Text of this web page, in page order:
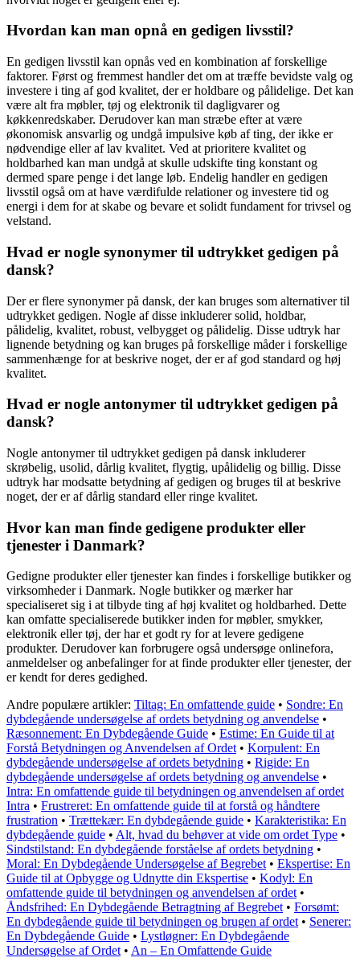
Hvordan kan man opnå en gedigen livsstil?
En gedigen livsstil kan opnås ved en kombination af forskellige
faktorer. Først og fremmest handler det om at træffe bevidste valg og
investere i ting af god kvalitet, der er holdbare og pålidelige. Det kan
være alt fra møbler, tøj og elektronik til dagligvarer og
køkkenredskaber. Derudover kan man stræbe efter at være
økonomisk ansvarlig og undgå impulsive køb af ting, der ikke er
nødvendige eller af lav kvalitet. Ved at prioritere kvalitet og
holdbarhed kan man undgå at skulle udskifte ting konstant og
dermed spare penge i det lange løb. Endelig handler en gedigen
livsstil også om at have værdifulde relationer og investere tid og
energi i dem for at skabe og bevare et solidt fundament for trivsel og
velstand.
Hvad er nogle synonymer til udtrykket gedigen på
dansk?
Der er flere synonymer på dansk, der kan bruges som alternativer til
udtrykket gedigen. Nogle af disse inkluderer solid, holdbar,
pålidelig, kvalitet, robust, velbygget og pålidelig. Disse udtryk har
lignende betydning og kan bruges på forskellige måder i forskellige
sammenhænge for at beskrive noget, der er af god standard og høj
kvalitet.
Hvad er nogle antonymer til udtrykket gedigen på
dansk?
Nogle antonymer til udtrykket gedigen på dansk inkluderer
skrøbelig, usolid, dårlig kvalitet, flygtig, upålidelig og billig. Disse
udtryk har modsatte betydning af gedigen og bruges til at beskrive
noget, der er af dårlig standard eller ringe kvalitet.
Hvor kan man finde gedigene produkter eller
tjenester i Danmark?
Gedigne produkter eller tjenester kan findes i forskellige butikker og
virksomheder i Danmark. Nogle butikker og mærker har
specialiseret sig i at tilbyde ting af høj kvalitet og holdbarhed. Dette
kan omfatte specialiserede butikker inden for møbler, smykker,
elektronik eller tøj, der har et godt ry for at levere gedigene
produkter. Derudover kan forbrugere også undersøge onlinefora,
anmeldelser og anbefalinger for at finde produkter eller tjenester, der
er kendt for deres gedighed.
Andre populære artikler: Tiltag: En omfattende guide • Sondre: En
dybdegående undersøgelse af ordets betydning og anvendelse •
Ræsonnement: En Dybdegående Guide • Estime: En Guide til at
Forstå Betydningen og Anvendelsen af Ordet• Korpulent: En
dybdegående undersøgelse af ordets betydning • Rigide: En
dybdegående undersøgelse af ordets betydning og anvendelse •
Intra: En omfattende guide til betydningen og anvendelsen af ordet
Intra • Frustreret: En omfattende guide til at forstå og håndtere
frustration • Trættekær: En dybdegående guide • Karakteristika: En
dybdegående guide • Alt, hvad du behøver at vide om ordet Type •
Sindstilstand: En dybdegående forståelse af ordets betydning •
Moral: En Dybdegående Undersøgelse af Begrebet• Ekspertise: En
Guide til at Opbygge og Udnytte din Ekspertise • Kodyl: En
omfattende guide til betydningen og anvendelsen af ordet•
Åndsfrihed: En Dybdegående Betragtning af Begrebet• Forsømt:
En dybdegående guide til betydningen og brugen af ordet• Senerer:
En Dybdegående Guide • Lystløgner: En Dybdegående
Undersøgelse af Ordet• An – En Omfattende Guide